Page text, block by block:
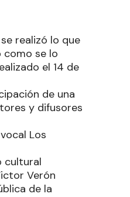
realizó lo que
como se lo
el 14 de
de una
y difusores
Los
cultural
Verón
de la